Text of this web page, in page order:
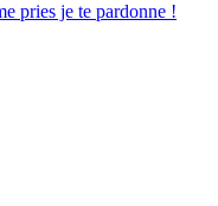
pries je te pardonne !